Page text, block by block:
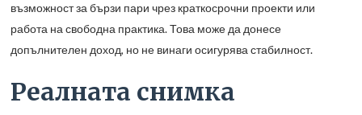
възможност за бързи пари чрез краткосрочни проекти или
работа на свободна практика. Това може да донесе
допълнителен доход, но не винаги осигурява стабилност.
Реалната снимка